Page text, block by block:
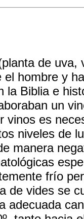
de uva,
el hombre y
la Biblia e
un
vinos es
niveles de
manera
frío
de vides se
adecuada